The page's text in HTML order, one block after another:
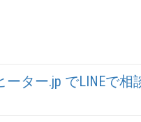
ター.jp でLINEで